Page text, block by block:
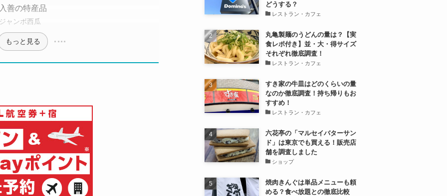
善の特産品
ャンボ西瓜
もっと見る
どうする？
レストラン・カフェ
丸亀製麺のうどんの量は？【実
食レポ付き】並・大・得サイズ
それぞれ徹底調査！
レストラン・カフェ
すき家の牛皿はどのくらいの量
なのか徹底調査！持ち帰りもお
すすめ！
レストラン・カフェ
六花亭の「マルセイバターサン
ド」は東京でも買える！販売店
舗を調査しました
ショップ
焼肉きんぐは単品メニューも頼
める？食べ放題との徹底比較